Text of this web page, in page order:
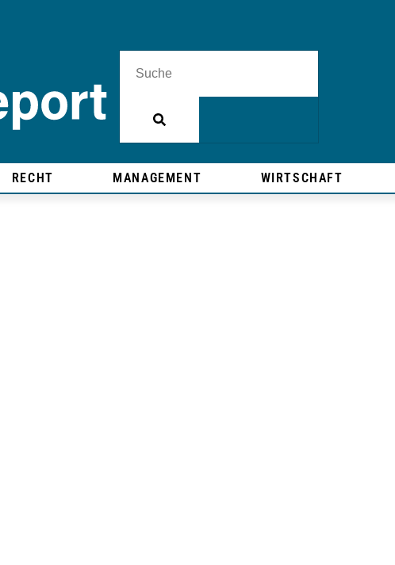
RECHT MANAGEMENT WIRTSCHAFT